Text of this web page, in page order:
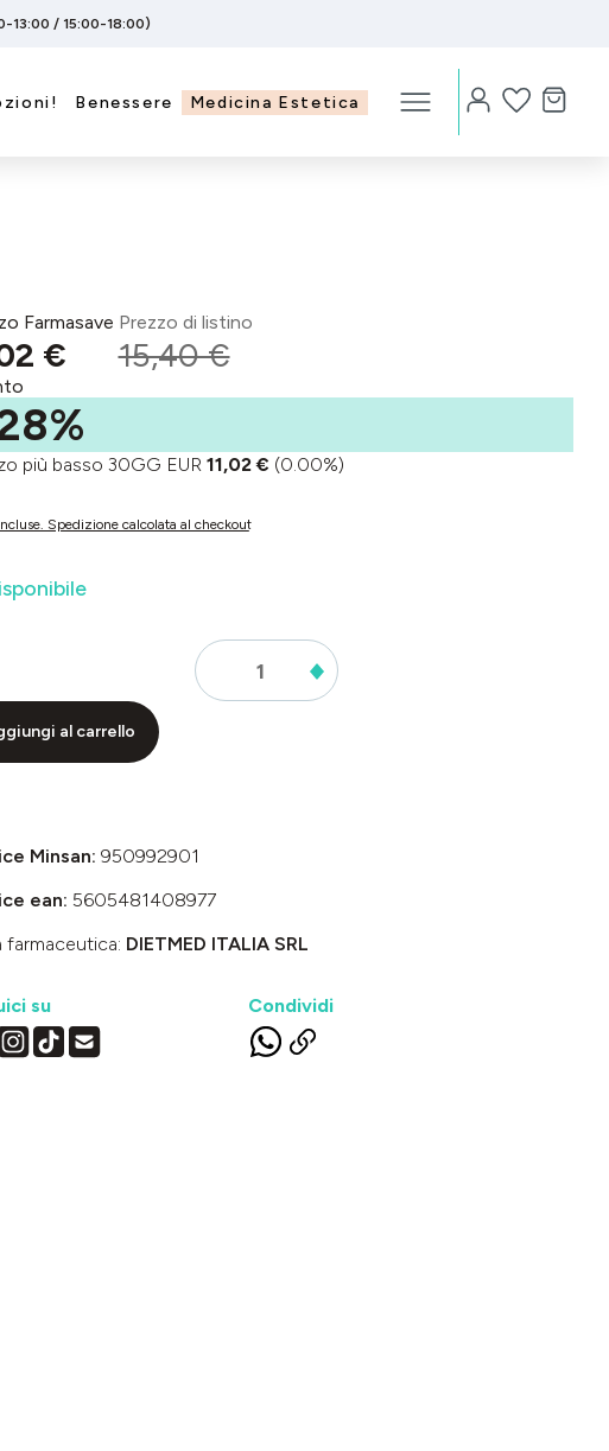
13:00 / 15:00-18:00)
Benessere Medicina Estetica
Farmasave
€
Prezzo di listino
15,40 €
più basso 30GG EUR 11,02 € (0.00%)
Spedizione calcolata al checkout
al carrello
Minsan: 950992901
ean: 5605481408977
farmaceutica: DIETMED ITALIA SRL
su Condividi